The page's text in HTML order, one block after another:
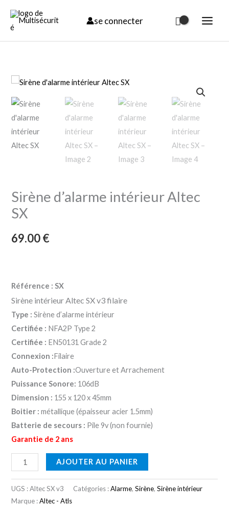
se connecter
Sirène d’alarme intérieur Altec
SX
69.00€
Référence : SX
Sirène intérieur Altec SX v3filaire
Type : Sirène d’alarme intérieur
Certifiée : NFA2P Type 2
Certifiée : EN50131 Grade 2
Connexion :Filaire
Auto-Protection :Ouverture et Arrachement
Puissance Sonore: 106dB
Dimension : 155 x 120 x 45mm
Boitier : métallique (épaisseur acier 1.5mm)
Batterie de secours : Pile 9v (non fournie)
Garantie de 2 ans
quantité
de
Sirène
d'alarme
intérieur
Altec
AJOUTER AU PANIER
UGS :Altec SX v3 Catégories :Alarme,Sirène,Sirène intérieur
Marque :Altec - Atls